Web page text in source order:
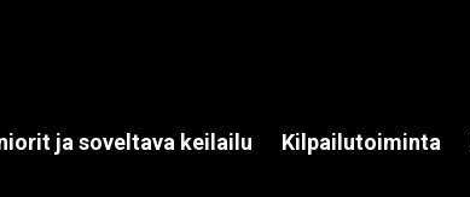
ja soveltava keilailu Kilpailutoiminta